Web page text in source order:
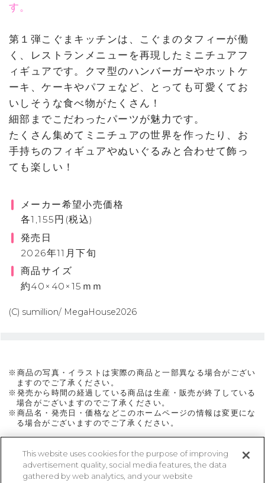
す。
第１弾こぐまキッチンは、こぐまのタフィーが働
く、レストランメニューを再現したミニチュアフ
ィギュアです。クマ型のハンバーガーやホットケ
ーキ、ケーキやパフェなど、とっても可愛くてお
いしそうな食べ物がたくさん！
細部までこだわったパーツが魅力です。
たくさん集めてミニチュアの世界を作ったり、お
手持ちのフィギュアやぬいぐるみと合わせて飾っ
ても楽しい！
メーカー希望小売価格
各1,155円(税込)
発売日
2026年11月下旬
商品サイズ
約40×40×15ｍｍ
(C) sumillion/ MegaHouse2026
※商品の写真・イラストは実際の商品と一部異なる場合がござい
ますのでご了承ください。
※発売から時間の経過している商品は生産・販売が終了している
場合がございますのでご了承ください。
※商品名・発売日・価格などこのホームページの情報は変更にな
る場合がございますのでご了承ください。
ページトップに戻る
This website uses cookies for the purpose of improving
advertisement quality, social media features, the data
gathered by web analytics, and your website